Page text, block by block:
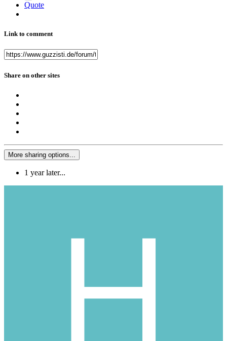
Quote
Link to comment
Share on other sites
More sharing options...
1 year later...